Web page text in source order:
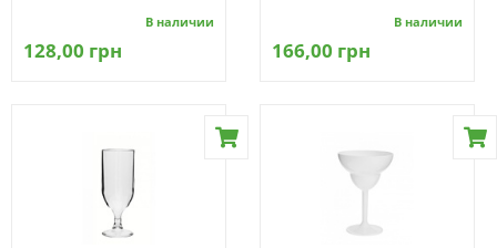
В наличии
128,00 грн
В наличии
166,00 грн